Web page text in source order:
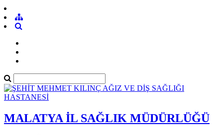
MALATYA İL SAĞLIK MÜDÜRLÜĞÜ